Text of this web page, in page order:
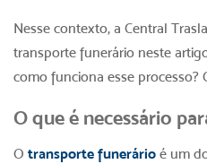
Nesse contexto, a Central
transporte funerário neste
como funciona esse processo?
O que é necessário
O transporte funerário é um